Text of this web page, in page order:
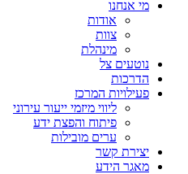
מי אנחנו
אודות
צוות
מינהלת
נוטעים צל
הדרכות
פעילויות המרכז
ליווי מיזמי ייעור עירוני
פיתוח והפצת ידע
ערים מובילות
יצירת קשר
מאגר הידע